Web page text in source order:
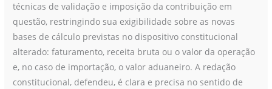
técnicas de validação e imposição da contribuição em
questão, restringindo sua exigibilidade sobre as novas
bases de cálculo previstas no dispositivo constitucional
alterado: faturamento, receita bruta ou o valor da operação
e, no caso de importação, o valor aduaneiro. A redação
constitucional, defendeu, é clara e precisa no sentido de